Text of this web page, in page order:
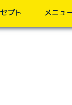
プト メニュ